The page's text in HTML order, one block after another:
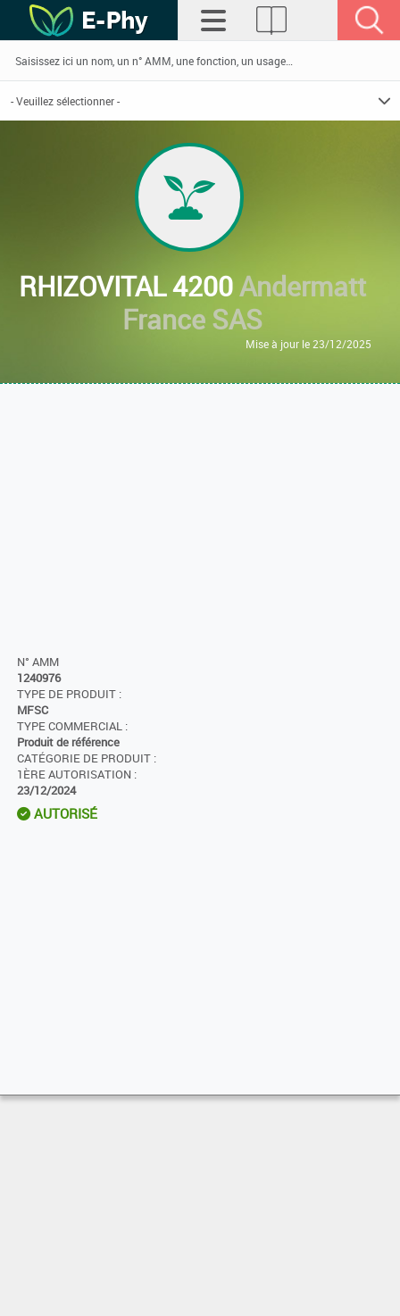
RHIZOVITAL 4200Andermatt
France SAS
Mise à jour le 23/12/2025
N° AMM
1240976
TYPE DE PRODUIT :
MFSC
TYPE COMMERCIAL :
Produit de référence
CATÉGORIE DE PRODUIT :
1ÈRE AUTORISATION :
23/12/2024
AUTORISÉ